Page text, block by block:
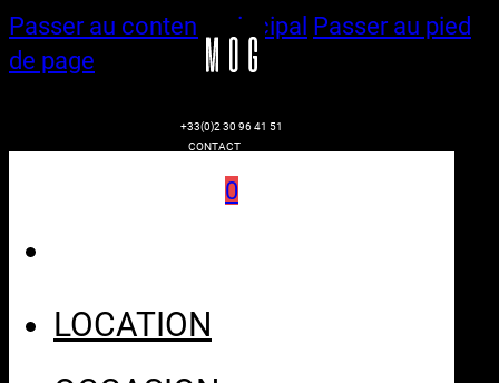
Passer au contenu principal Passer au pied
de page
+33(0)2 30 96 41 51
CONTACT
0
LOCATION